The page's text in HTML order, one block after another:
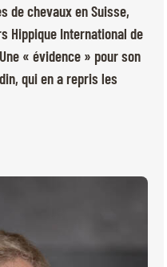
EXPOSANTS
droits réservés
de chevaux en Suisse,
Hippique International de
« évidence » pour son
qui en a repris les